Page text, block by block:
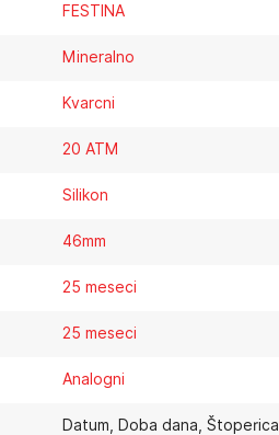
FESTINA
Mineralno
Kvarcni
20 ATM
Silikon
46mm
25 meseci
25 meseci
Analogni
Datum, Doba dana, Štoperica